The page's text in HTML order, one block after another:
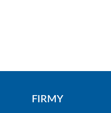
FIRMY